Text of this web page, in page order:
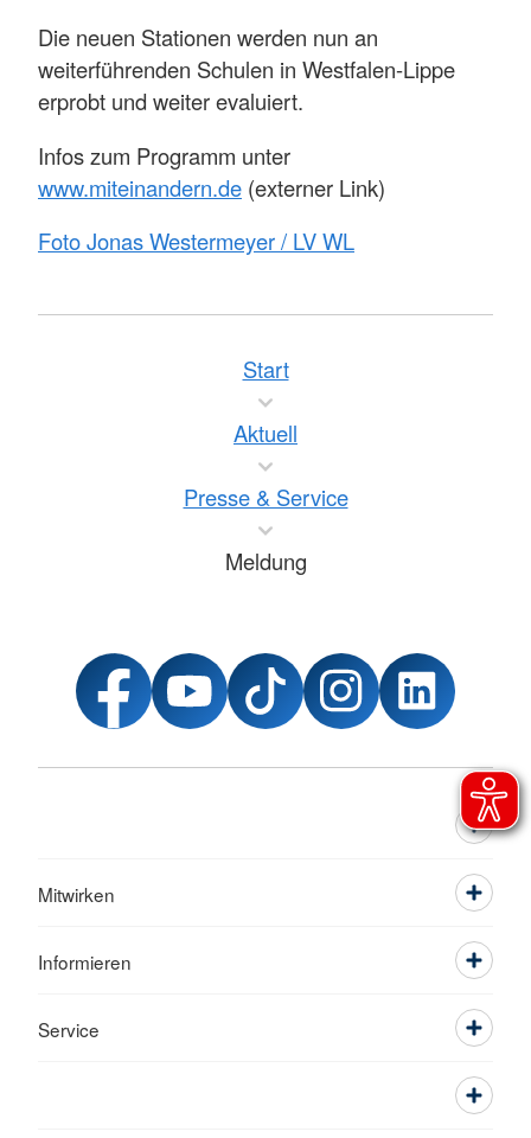
Die neuen Stationen werden nun an
weiterführenden Schulen in Westfalen-Lippe
erprobt und weiter evaluiert.
Infos zum Programm unter
www.miteinandern.de (externer Link)
Foto Jonas Westermeyer / LV WL
Start
Aktuell
Presse & Service
Meldung
Mitwirken
Informieren
Service